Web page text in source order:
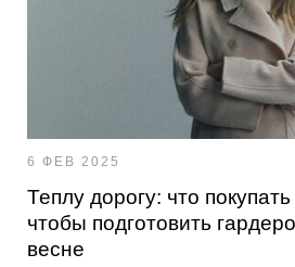
6 ФЕВ 2025
Теплу дорогу: что
чтобы подготовить
весне